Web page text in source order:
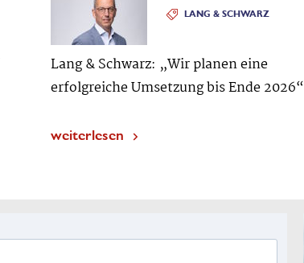
LANG & SCHWARZ
Lang & Schwarz: „Wir planen eine
erfolgreiche Umsetzung bis Ende 2026“
weiterlesen